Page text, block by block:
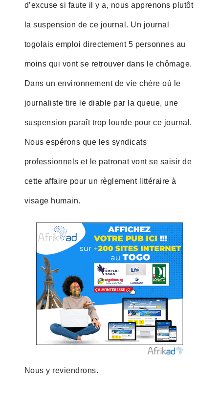
d’excuse si faute il y a, nous apprenons plutôt
la suspension de ce journal. Un journal
togolais emploi directement 5 personnes au
moins qui vont se retrouver dans le chômage.
Dans un environnement de vie chère où le
journaliste tire le diable par la queue, une
suspension paraît trop lourde pour ce journal.
Nous espérons que les syndicats
professionnels et le patronat vont se saisir de
cette affaire pour un règlement littéraire à
visage humain.
Nous y reviendrons.